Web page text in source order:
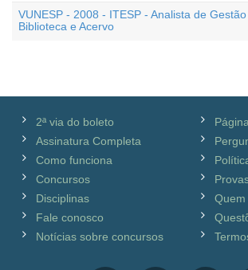
VUNESP - 2008 - ITESP - Analista de
Biblioteca e Acervo
2ª via do boleto
Assinatura Completa
Como funciona
Concursos
Disciplinas
Fale conosco
Notícias sobre concursos